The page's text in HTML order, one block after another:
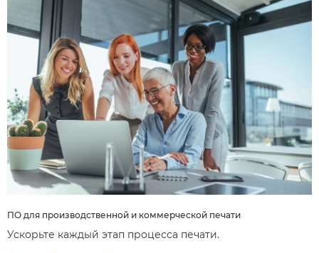
ПО для производственной и коммерческой печати
Ускорьте каждый этап процесса печати.